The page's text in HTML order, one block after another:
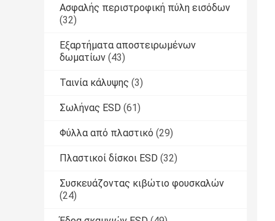
Ασφαλής περιστροφική πύλη εισόδων
(32)
Εξαρτήματα αποστειρωμένων
δωματίων (43)
Ταινία κάλυψης (3)
Σωλήνας ESD (61)
Φύλλα από πλαστικό (29)
Πλαστικοί δίσκοι ESD (32)
Συσκευάζοντας κιβώτιο φουσκαλών
(24)